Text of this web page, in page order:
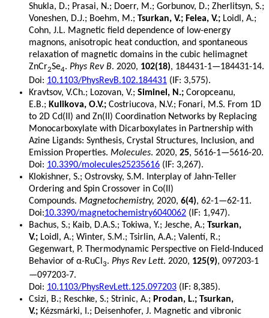
Shukla, D.; Prasai, N.; Doerr, M.; Gorbunov, D.; Zherlitsyn, S.;
Voneshen, D.J.; Boehm, M.; Tsurkan, V.; Felea, V.; Loidl, A.;
Cohn, J.L. Magnetic field dependence of low-energy
magnons, anisotropic heat conduction, and spontaneous
relaxation of magnetic domains in the cubic helimagnet
ZnCr2Se4. Phys Rev B. 2020, 102(18), 184431-1—184431-14.
Doi: 10.1103/PhysRevB.102.184431 (IF: 3,575).
Kravtsov, V.Ch.; Lozovan, V.; Siminel, N.; Coropceanu,
E.B.; Kulikova, O.V.; Costriucova, N.V.; Fonari, M.S. From 1D
to 2D Cd(II) and Zn(II) Coordination Networks by Replacing
Monocarboxylate with Dicarboxylates in Partnership with
Azine Ligands: Synthesis, Crystal Structures, Inclusion, and
Emission Properties. Molecules. 2020, 25, 5616-1—5616-20.
Doi: 10.3390/molecules25235616 (IF: 3,267).
Klokishner, S.; Ostrovsky, S.M. Interplay of Jahn-Teller
Ordering and Spin Crossover in Co(II)
Compounds. Magnetochemistry, 2020, 6(4), 62-1—62-11.
Doi:10.3390/magnetochemistry6040062 (IF: 1,947).
Bachus, S.; Kaib, D.A.S.; Tokiwa, Y.; Jesche, A.; Tsurkan,
V.; Loidl, A.; Winter, S.M.; Tsirlin, A.A.; Valentí, R.;
Gegenwart, P. Thermodynamic Perspective on Field-Induced
Behavior of α-RuCl 3. Phys Rev Lett. 2020, 125(9), 097203-1
—097203-7.
Doi: 10.1103/PhysRevLett.125.097203 (IF: 8,385).
Csizi, B.; Reschke, S.; Strinic, A.; Prodan, L.; Tsurkan,
V.; Kézsmárki, I.; Deisenhofer, J. Magnetic and vibronic